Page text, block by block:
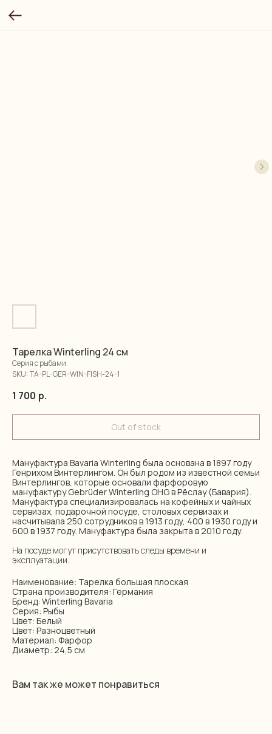
Тарелка Winterling 24 см
Серия с рыбами
SKU:TA-PL-GER-WIN-FISH-24-1
1 700 р.
Out of stock
Мануфактура Bavaria Winterling была основана в 1897 году
Генрихом Винтерлингом. Он был родом из известной семьи
Винтерлингов, которые основали фарфоровую
мануфактуру Gebrüder Winterling OHG в Рёслау (Бавария).
Мануфактура специализировалась на кофейных и чайных
сервизах, подарочной посуде, столовых сервизах и
насчитывала 250 сотрудников в 1913 году, 400 в 1930 году и
600 в 1937 году. Мануфактура была закрыта в 2010 году.
На посуде могут присутствовать следы времени и
эксплуатации.
Наименование: Тарелка большая плоская
Страна производителя: Германия
Бренд: Winterling Bavaria
Серия: Рыбы
Цвет: Белый
Цвет: Разноцветный
Материал: Фарфор
Диаметр: 24,5 см
Вам так же может понравиться